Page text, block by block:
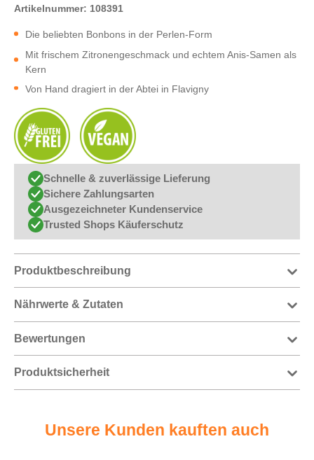
Artikelnummer: 108391
Die beliebten Bonbons in der Perlen-Form
Mit frischem Zitronengeschmack und echtem Anis-Samen als
Kern
Von Hand dragiert in der Abtei in Flavigny
Schnelle & zuverlässige Lieferung
Sichere Zahlungsarten
Ausgezeichneter Kundenservice
Trusted Shops Käuferschutz
Produktbeschreibung
Nährwerte & Zutaten
Bewertungen
Produktsicherheit
Unsere Kunden kauften auch